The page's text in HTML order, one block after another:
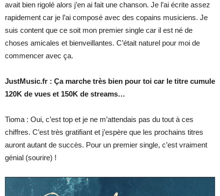
avait bien rigolé alors j’en ai fait une chanson. Je l’ai écrite assez
rapidement car je l’ai composé avec des copains musiciens. Je
suis content que ce soit mon premier single car il est né de
choses amicales et bienveillantes. C’était naturel pour moi de
commencer avec ça.
JustMusic.fr : Ça marche très bien pour toi car le titre cumule
120K de vues et 150K de streams…
Tioma : Oui, c’est top et je ne m’attendais pas du tout à ces
chiffres. C’est très gratifiant et j’espère que les prochains titres
auront autant de succès. Pour un premier single, c’est vraiment
génial (sourire) !